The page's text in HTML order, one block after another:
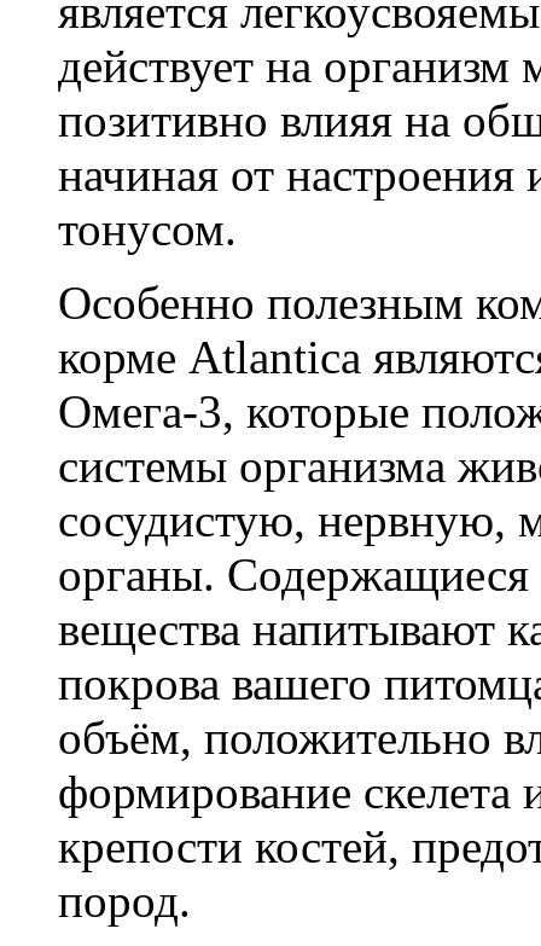
является
действует на
позитивно влияя на
начиная от
тонусом.
Особенно полезным
корме Atlantica
Омега-3, которые
системы организма
сосудистую, нервную,
органы.
вещества напитывают
покрова вашего
объём, положительно
формирование скелета
крепости костей,
пород.